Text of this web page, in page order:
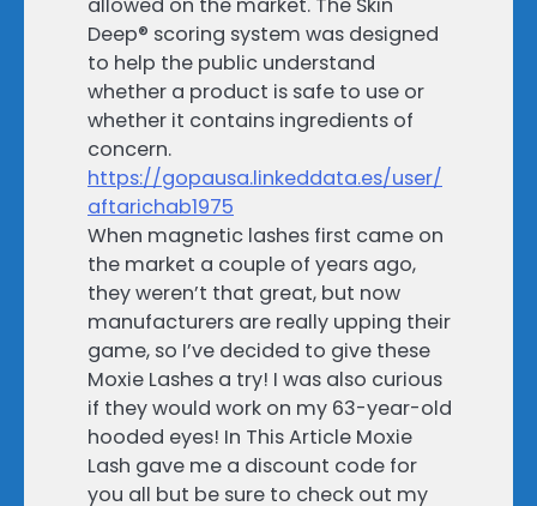
Deep® scoring system was designed
to help the public understand
whether a product is safe to use or
whether it contains ingredients of
concern.
https://gopausa.linkeddata.es/user/
aftarichab1975
When magnetic lashes first came on
the market a couple of years ago,
they weren’t that great, but now
manufacturers are really upping their
game, so I’ve decided to give these
Moxie Lashes a try! I was also curious
if they would work on my 63-year-old
hooded eyes! In This Article Moxie
Lash gave me a discount code for
you all but be sure to check out my